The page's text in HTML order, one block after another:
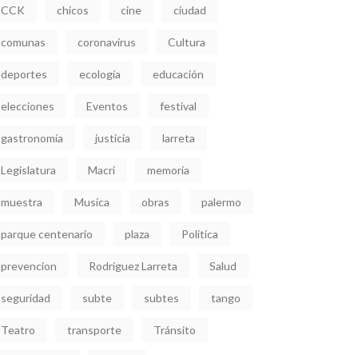
CCK chicos cine ciudad
comunas coronavirus Cultura
deportes ecología educación
elecciones Eventos festival
gastronomía justicia larreta
Legislatura Macri memoria
muestra Musica obras palermo
parque centenario plaza Politica
prevencion Rodriguez Larreta Salud
seguridad subte subtes tango
Teatro transporte Tránsito